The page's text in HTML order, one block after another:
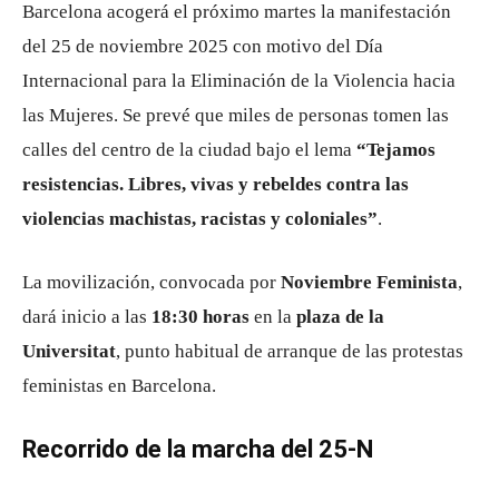
Barcelona acogerá el próximo martes la manifestación
del 25 de noviembre 2025 con motivo del Día
Internacional para la Eliminación de la Violencia hacia
las Mujeres. Se prevé que miles de personas tomen las
calles del centro de la ciudad bajo el lema “Tejamos
resistencias. Libres, vivas y rebeldes contra las
violencias machistas, racistas y coloniales”.
La movilización, convocada por Noviembre Feminista,
dará inicio a las 18:30 horas en la plaza de la
Universitat, punto habitual de arranque de las protestas
feministas en Barcelona.
Recorrido de la marcha del 25-N